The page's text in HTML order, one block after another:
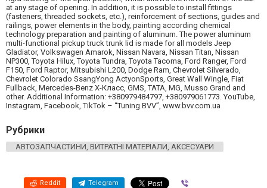
at any stage of opening. In addition, it is possible to install fittings
(fasteners, threaded sockets, etc.), reinforcement of sections, guides and
railings, power elements in the body, painting according chemical
technology preparation and painting of aluminum. The power aluminum
multi-functional pickup truck trunk lid is made for all models Jeep
Gladiator, Volkswagen Amarok, Nissan Navara, Nissan Titan, Nissan
NP300, Toyota Hilux, Toyota Tundra, Toyota Tacoma, Ford Ranger, Ford
F150, Ford Raptor, Mitsubishi L200, Dodge Ram, Chevrolet Silverado,
Chevrolet Colorado SsangYong ActyonSports, Great Wall Wingle, Fiat
Fullback, Mercedes-Benz X-Класс, GMS, TATA, MG, Musso Grand and
other. Additional Information: +380979484797, +380979061773. YouTube,
Instagram, Facebook, TikTok – “Tuning BVV”, www.bvv.com.ua
Рубрики
АВТОЗАПЧАСТИНИ, ВИТРАТНІ МАТЕРІАЛИ, АКСЕСУАРИ
Reddit Telegram